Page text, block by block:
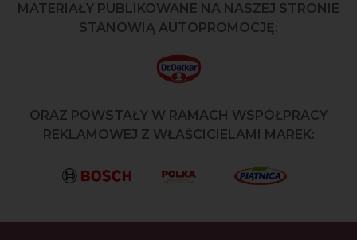
MATERIAŁY PUBLIKOWANE NA NASZEJ STRONIE
STANOWIĄ AUTOPROMOCJĘ:
ORAZ POWSTAŁY W RAMACH WSPÓŁPRACY
REKLAMOWEJ Z WŁAŚCICIELAMI MAREK: